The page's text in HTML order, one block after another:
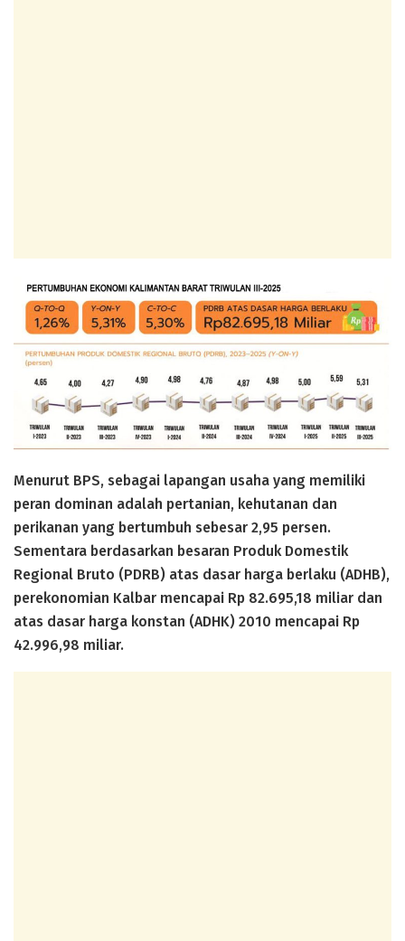
Menurut BPS, sebagai lapangan usaha yang memiliki
peran dominan adalah pertanian, kehutanan dan
perikanan yang bertumbuh sebesar 2,95 persen.
Sementara berdasarkan besaran Produk Domestik
Regional Bruto (PDRB) atas dasar harga berlaku (ADHB),
perekonomian Kalbar mencapai Rp 82.695,18 miliar dan
atas dasar harga konstan (ADHK) 2010 mencapai Rp
42.996,98 miliar.